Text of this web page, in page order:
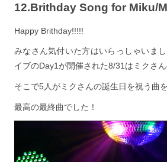
12.Brithday Song for Miku/
Happy Brithday!!!!!
みなさん気付いた方はいらっしゃいま
イブのDay1が開催された8/31はミクさん
そこで5人がミクさんの誕生日を祝う曲
最高の最終曲でした！